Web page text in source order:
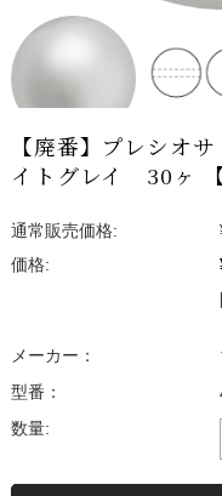
【廃番】プレシ
イトグレイ 30ヶ 【
通常販売価格:
価格:
メーカー：
型番：
数量: